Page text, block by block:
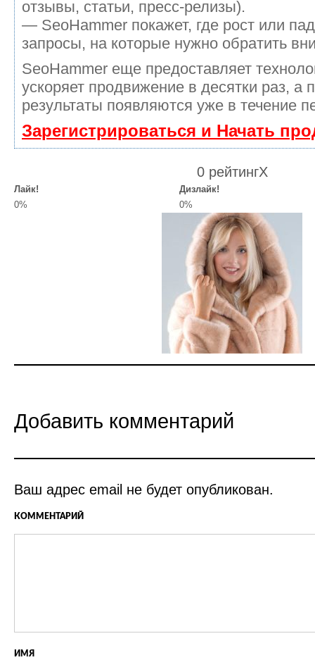
отзывы, статьи, пресс-релизы).
— SeoHammer покажет, где рост или
запросы, на которые нужно обратить
SeoHammer еще предоставляет
ускоряет продвижение в десятки раз, а
результаты появляются уже в течение
Зарегистрироваться и Начать
0 рейтингX
Лайк!
Дизлайк!
0%
0%
Добавить комментарий
Ваш адрес email не будет опубликован.
КОММЕНТАРИЙ
ИМЯ